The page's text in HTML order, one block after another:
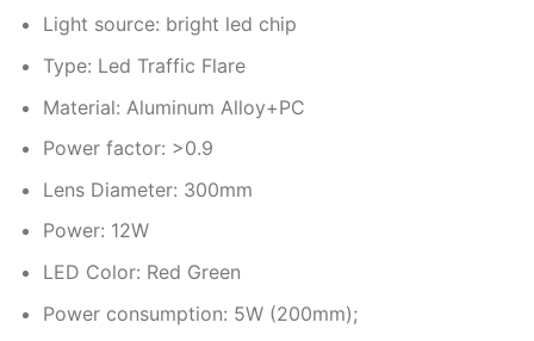
Light source: bright led chip
Type: Led Traffic Flare
Material: Aluminum Alloy+PC
Power factor: >0.9
Lens Diameter: 300mm
Power: 12W
LED Color: Red Green
Power consumption: 5W (200mm);